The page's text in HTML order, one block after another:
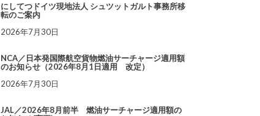
にしてつドイツ現地法人 シュツットガルト事務所移
転のご案内
2026年7月30日
NCA／日本発国際航空貨物燃油サーチャージ適用額
のお知らせ（2026年8月1日適用 改定）
2026年7月30日
JAL／2026年8月前半 燃油サーチャージ適用額の